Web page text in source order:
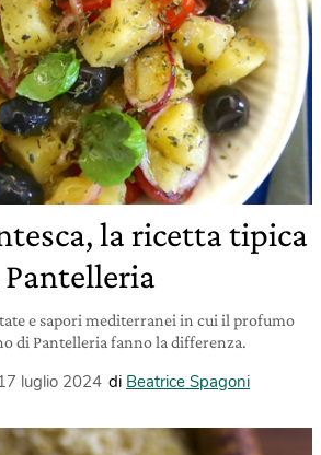
la ricetta tipica
e sapori mediterranei in cui il profumo
di Pantelleria fanno la differenza.
17 luglio 2024 di Beatrice Spagoni